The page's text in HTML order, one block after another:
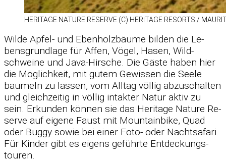
HE­RI­TAGE NA­TURE RE­SERVE (C) HE­RI­TAGE RE­SORTS /​
Wilde Ap­fel- und Eben­holz­bäume bil­den die Le­
bens­grund­lage für Af­fen, Vö­gel, Ha­sen, Wild­
schweine und Java-Hir­sche. Die Gäste ha­ben hier
die Mög­lich­keit, mit gu­tem Ge­wis­sen die Seele
bau­meln zu las­sen, vom All­tag völ­lig ab­zu­schal­ten
und gleich­zei­tig in völ­lig in­tak­ter Na­tur ak­tiv zu
sein. Er­kun­den kön­nen sie das He­ri­tage Na­ture Re­
serve auf ei­gene Faust mit Moun­tain­bike, Quad
oder Buggy so­wie bei ei­ner Foto- oder Nacht­safari.
Für Kin­der gibt es ei­gens ge­führte Ent­de­ckungs­
tou­ren.